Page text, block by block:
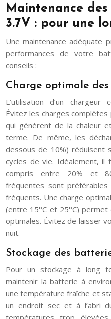
Maintenance
3.7V : pour une
Une maintenance adéquate
performances de votre
conseils :
Charge optimale
L’utilisation d’un chargeur
Évitez les charges
qui génèrent de la chaleur
terme. De même, les
dessous de 10%) réduisent
cycles de vie. Idéalement, il
compris entre 20% et
fréquentes sont
fréquents. Une charge
(entre 15°C et 25°C)
optimales. Évitez de laisser
nuit.
Stockage des
Pour un stockage à long
maintenir la batterie à
une température fraîche et
un endroit sec et à l’abri